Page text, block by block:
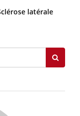
latérale